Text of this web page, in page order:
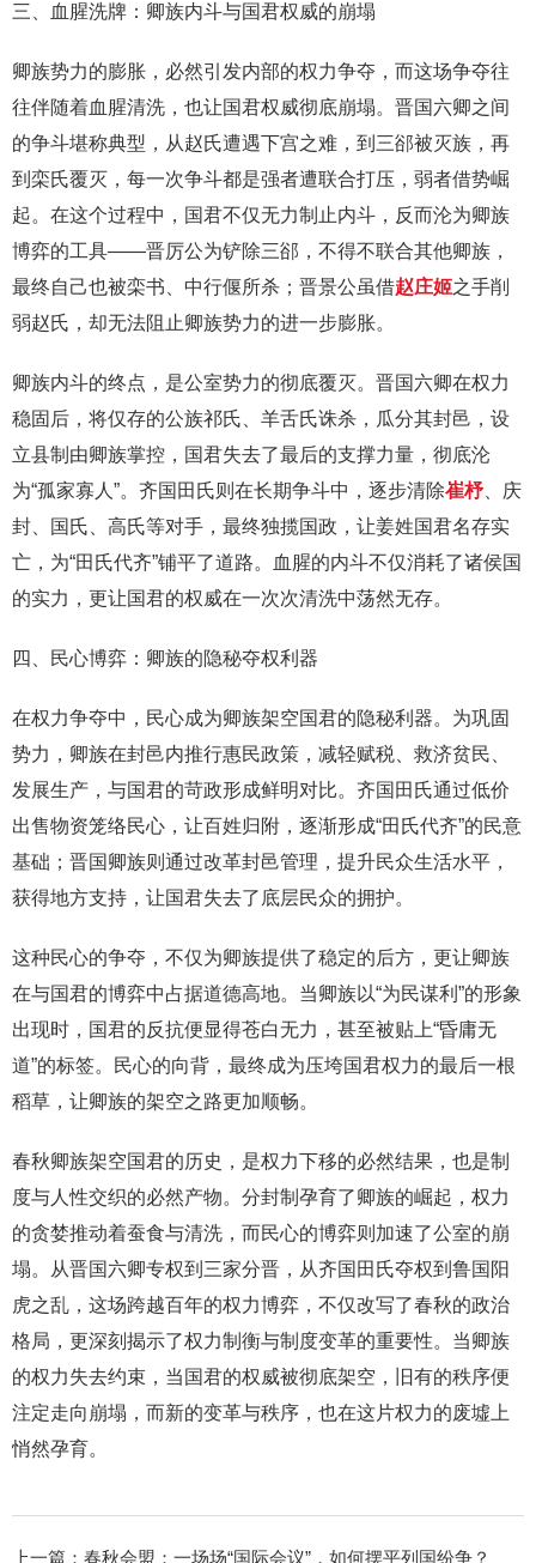
三、血腥洗牌：卿族内斗与国君权威的崩塌
卿族势力的膨胀，必然引发内部的权力争夺，而这场争夺往
往伴随着血腥清洗，也让国君权威彻底崩塌。晋国六卿之间
的争斗堪称典型，从赵氏遭遇下宫之难，到三郤被灭族，再
到栾氏覆灭，每一次争斗都是强者遭联合打压，弱者借势崛
起。在这个过程中，国君不仅无力制止内斗，反而沦为卿族
博弈的工具——晋厉公为铲除三郤，不得不联合其他卿族，
最终自己也被栾书、中行偃所杀；晋景公虽借赵庄姬之手削
弱赵氏，却无法阻止卿族势力的进一步膨胀。
卿族内斗的终点，是公室势力的彻底覆灭。晋国六卿在权力
稳固后，将仅存的公族祁氏、羊舌氏诛杀，瓜分其封邑，设
立县制由卿族掌控，国君失去了最后的支撑力量，彻底沦
为“孤家寡人”。齐国田氏则在长期争斗中，逐步清除崔杼 、庆
封、国氏、高氏等对手，最终独揽国政，让姜姓国君名存实
亡，为“田氏代齐”铺平了道路。血腥的内斗不仅消耗了诸侯国
的实力，更让国君的权威在一次次清洗中荡然无存。
四、民心博弈：卿族的隐秘夺权利器
在权力争夺中，民心成为卿族架空国君的隐秘利器。为巩固
势力，卿族在封邑内推行惠民政策，减轻赋税、救济贫民、
发展生产，与国君的苛政形成鲜明对比。齐国田氏通过低价
出售物资笼络民心，让百姓归附，逐渐形成“田氏代齐”的民意
基础；晋国卿族则通过改革封邑管理，提升民众生活水平，
获得地方支持，让国君失去了底层民众的拥护。
这种民心的争夺，不仅为卿族提供了稳定的后方，更让卿族
在与国君的博弈中占据道德高地。当卿族以“为民谋利”的形象
出现时，国君的反抗便显得苍白无力，甚至被贴上“昏庸无
道”的标签。民心的向背，最终成为压垮国君权力的最后一根
稻草，让卿族的架空之路更加顺畅。
春秋卿族架空国君的历史，是权力下移的必然结果，也是制
度与人性交织的必然产物。分封制孕育了卿族的崛起，权力
的贪婪推动着蚕食与清洗，而民心的博弈则加速了公室的崩
塌。从晋国六卿专权到三家分晋，从齐国田氏夺权到鲁国阳
虎之乱，这场跨越百年的权力博弈，不仅改写了春秋的政治
格局，更深刻揭示了权力制衡与制度变革的重要性。当卿族
的权力失去约束，当国君的权威被彻底架空，旧有的秩序便
注定走向崩塌，而新的变革与秩序，也在这片权力的废墟上
悄然孕育。
上一篇： 春秋会盟：一场场“国际会议”，如何摆平列国纷争？